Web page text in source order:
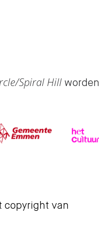
Spiral Hillworden
copyright van